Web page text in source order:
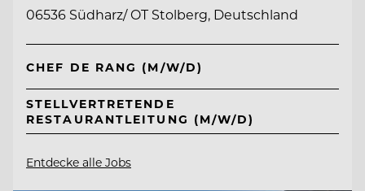
06536 Südharz/ OT Stolberg, Deutschland
CHEF DE RANG (M/W/D)
STELLVERTRETENDE
RESTAURANTLEITUNG (M/W/D)
Entdecke alle Jobs